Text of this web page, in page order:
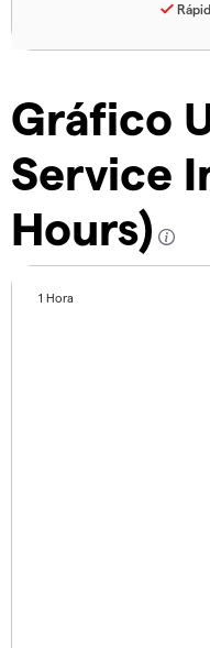
Gráfico
Service
Hours)
1 Hora